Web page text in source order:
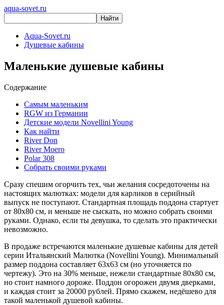
aqua-sovet.ru
Aqua-Sovet.ru
Душевые кабины
Маленькие душевые кабины
Содержание
Самым маленьким
RGW из Германии
Детские модели Novellini Young
Как найти
River Don
River Moero
Polar 308
Собрать своими руками
Сразу спешим огорчить тех, чьи желания сосредоточены на
настоящих малютках: модели для карликов в серийный
выпуск не поступают. Стандартная площадь поддона стартует
от 80х80 см, и меньше не сыскать, но можно собрать своими
руками. Однако, если ты девушка, то сделать это практически
невозможно.
В продаже встречаются маленькие душевые кабины для детей
серии Итальянский Малютка (Novellini Young). Минимальный
размер поддона составляет 63х63 см (но уточняется по
чертежу). Это на 30% меньше, нежели стандартные 80х80 см,
но стоит намного дороже. Поддон огорожен двумя дверками,
и каждая стоит за 20000 рублей. Прямо скажем, недёшево для
такой маленькой душевой кабины.